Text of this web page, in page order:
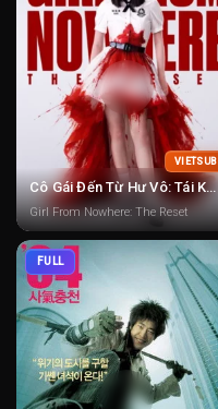
VIETSUB
Cô Gái Đến Từ Hư Vô: Tái Khởi Động
Girl From Nowhere: The Reset
FULL